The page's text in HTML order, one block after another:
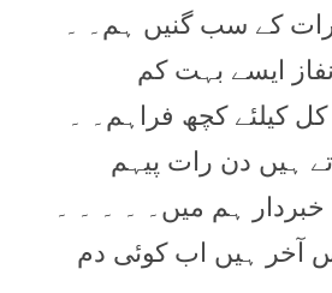
کے سب گنیں ہم۔ ۔
ایسے بہت کم
کیلئے کچھ فراہم۔ ۔
ہیں دن رات پیہم
خبردار ہم میں۔ ۔ ۔ ۔ ۔
آخر ہیں اب کوئی دم